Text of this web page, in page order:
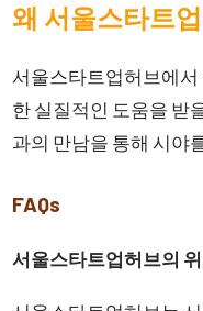
왜 서울스타트
서울스타트업허브에서
한 실질적인 도움을 받
과의 만남을 통해 시야
FAQs
서울스타트업허브의